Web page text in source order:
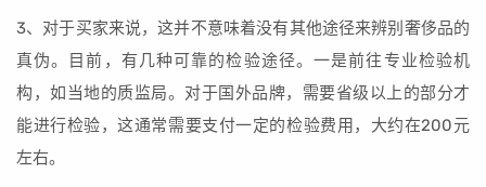
3、对于买家来说，这并不意味着没有其他途径来辨别奢侈品的
真伪。目前，有几种可靠的检验途径。一是前往专业检验机
构，如当地的质监局。对于国外品牌，需要省级以上的部分才
能进行检验，这通常需要支付一定的检验费用，大约在200元
左右。